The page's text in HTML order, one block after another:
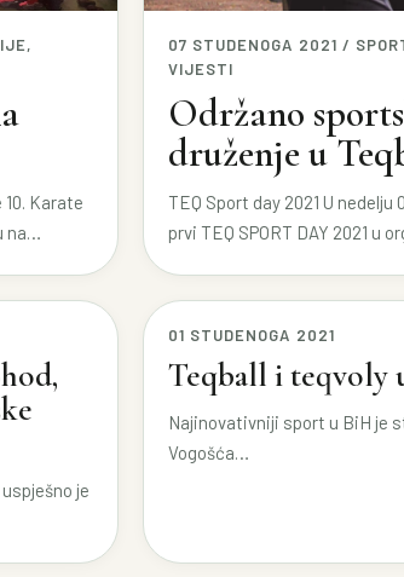
10. Karate
na…
07 STUDENOGA 2021 /
VIJESTI
Održano
druženje u
TEQ Sport day 2021 U nedelju
prvi TEQ SPORT DAY 2021 u
je
01 STUDENOGA 2021
Teqball i teqvoly
Najinovativniji sport u BiH je
Vogošća…